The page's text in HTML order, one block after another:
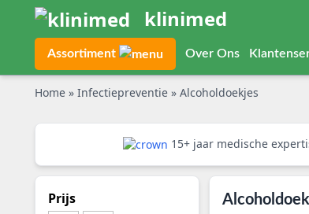
klinimed
Assortiment Over Ons
Home » Infectiepreventie » Alcoholdoekjes
15+ jaar medische
Prijs